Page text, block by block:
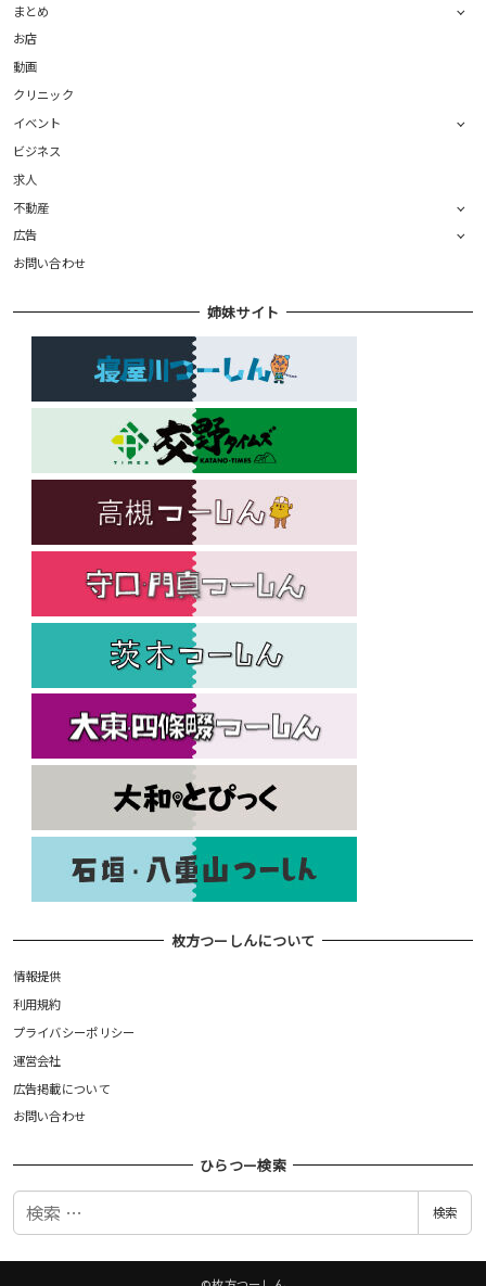
まとめ
お店
動画
クリニック
イベント
ビジネス
求人
不動産
広告
お問い合わせ
姉妹サイト
枚方つーしんについて
情報提供
利用規約
プライバシーポリシー
運営会社
広告掲載について
お問い合わせ
ひらつー検索
検
検索